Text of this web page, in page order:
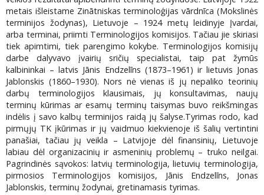
metais išleistame Zinātniskas terminoloģijas vārdnīca (Mokslinės
terminijos žodynas), Lietuvoje – 1924 metų leidinyje Įvardai,
arba terminai, priimti Terminologijos komisijos. Tačiau jie skiriasi
tiek apimtimi, tiek parengimo kokybe. Terminologijos komisijų
darbe dalyvavo įvairių sričių specialistai, taip pat žymūs
kalbininkai – latvis Jānis Endzelīns (1873–1961) ir lietuvis Jonas
Jablonskis (1860–1930). Nors nė vienas iš jų nepaliko teorinių
darbų terminologijos klausimais, jų konsultavimas, naujų
terminų kūrimas ar esamų terminų taisymas buvo reikšmingas
indėlis į savo kalbų terminijos raidą jų šalyse.Tyrimas rodo, kad
pirmųjų TK įkūrimas ir jų vaidmuo kiekvienoje iš šalių vertintini
panašiai, tačiau jų veikla – Latvijoje dėl finansinių, Lietuvoje
labiau dėl organizacinių ir asmeninių problemų – truko neilgai.
Pagrindinės sąvokos: latvių terminologija, lietuvių terminologija,
pirmosios Terminologijos komisijos, Jānis Endzelīns, Jonas
Jablonskis, terminų žodynai, gretinamasis tyrimas.